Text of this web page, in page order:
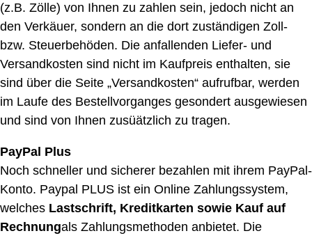
(z.B. Zölle) von Ihnen zu zahlen sein, jedoch nicht an
den Verkäuer, sondern an die dort zuständigen Zoll-
bzw. Steuerbehöden. Die anfallenden Liefer- und
Versandkosten sind nicht im Kaufpreis enthalten, sie
sind über die Seite „Versandkosten“ aufrufbar, werden
im Laufe des Bestellvorganges gesondert ausgewiesen
und sind von Ihnen zusüätzlich zu tragen.
PayPal Plus
Noch schneller und sicherer bezahlen mit ihrem PayPal-
Konto. Paypal PLUS ist ein Online Zahlungssystem,
welches Lastschrift, Kreditkarten sowie Kauf auf
Rechnungals Zahlungsmethoden anbietet. Die